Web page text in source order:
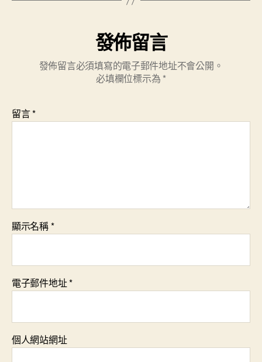
發佈留言
發佈留言必須填寫的電子郵件地址不會公開。
必填欄位標示為 *
留言*
顯示名稱*
電子郵件地址*
個人網站網址